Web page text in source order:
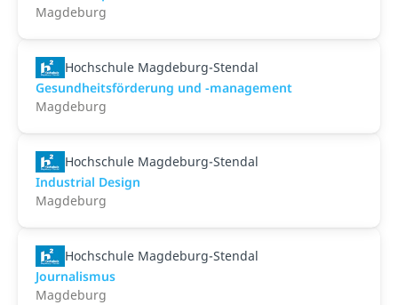
Magdeburg
Hochschule Magdeburg-Stendal
Gesundheitsförderung und -management
Magdeburg
Hochschule Magdeburg-Stendal
Industrial Design
Magdeburg
Hochschule Magdeburg-Stendal
Journalismus
Magdeburg